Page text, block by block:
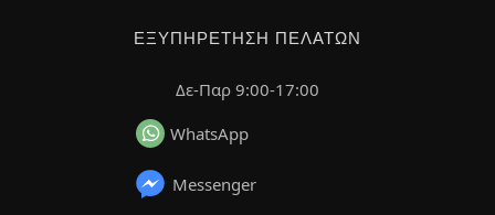
ΕΞΥΠΗΡΈΤΗΣΗ ΠΕΛΑΤΏΝ
Δε-Παρ 9:00-17:00
WhatsApp
Messenger